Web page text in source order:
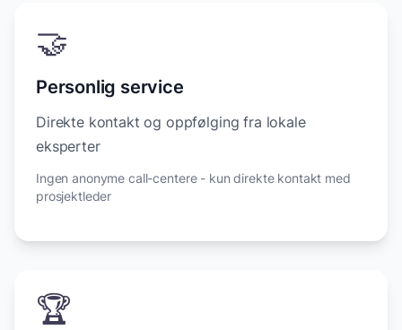
🤝
Personlig service
Direkte kontakt og oppfølging fra lokale
eksperter
Ingen anonyme call-centere - kun direkte kontakt med
prosjektleder
🏆